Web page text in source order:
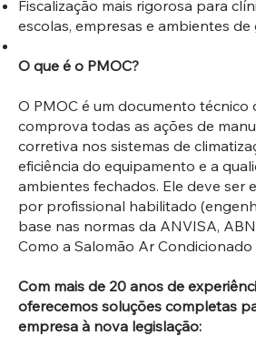
Fiscalização mais rigorosa para
escolas, empresas e ambientes
O que é o PMOC?
O PMOC é um documento técnico
comprova todas as ações de
corretiva nos sistemas de
eficiência do equipamento e a
ambientes fechados. Ele deve ser
por profissional habilitado
base nas normas da ANVISA,
Como a Salomão Ar
Com mais de 20 anos de
oferecemos soluções completas
empresa à nova legislação: